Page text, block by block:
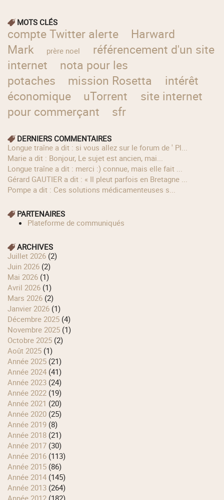
MOTS CLÉS
compte Twitter alerte
Harward
Mark
prère noel
référencement d'un site
internet
nota pour les
potaches
mission Rosetta
intérêt
économique
uTorrent
site internet
pour commerçant
sfr
DERNIERS COMMENTAIRES
longue traîne a dit : si vous allez sur le forum de ' Pl...
Marie a dit : Bonjour, Le sujet est ancien, mai...
longue traîne a dit : merci :) connue, mais elle fait ...
Gérard GAUTIER a dit : « Il pleut parfois en Bretagne ...
Pompe a dit : Ces solutions médicamenteuses s...
PARTENAIRES
Plateforme de communiqués
ARCHIVES
juillet 2026 (2)
juin 2026 (2)
mai 2026 (1)
avril 2026 (1)
mars 2026 (2)
janvier 2026 (1)
décembre 2025 (4)
novembre 2025 (1)
octobre 2025 (2)
août 2025 (1)
année 2025 (21)
année 2024 (41)
année 2023 (24)
année 2022 (19)
année 2021 (20)
année 2020 (25)
année 2019 (8)
année 2018 (21)
année 2017 (30)
année 2016 (113)
année 2015 (86)
année 2014 (145)
année 2013 (264)